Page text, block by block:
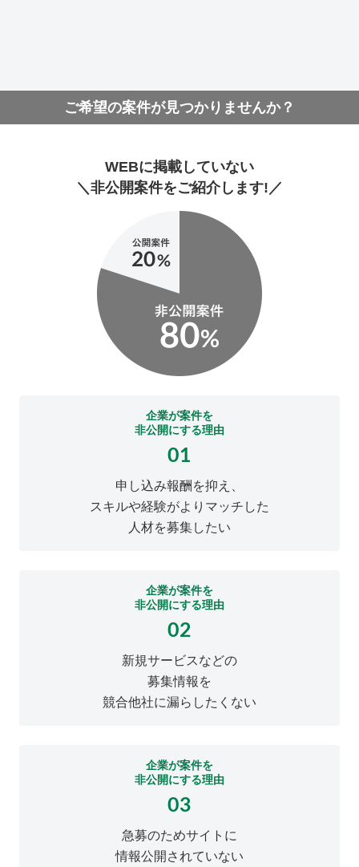
ご希望の案件が見つかりませんか？
WEBに掲載していない
＼非公開案件をご紹介します!／
企業が案件を
非公開にする理由
01
申し込み報酬を抑え、
スキルや経験がよりマッチした
人材を募集したい
企業が案件を
非公開にする理由
02
新規サービスなどの
募集情報を
競合他社に漏らしたくない
企業が案件を
非公開にする理由
03
急募のためサイトに
情報公開されていない